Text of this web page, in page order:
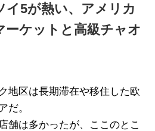
イ5が熱い、アメリカ
ーケットと高級チャオ
地区は長期滞在や移住した欧
だ。
舗は多かったが、ここのとこ